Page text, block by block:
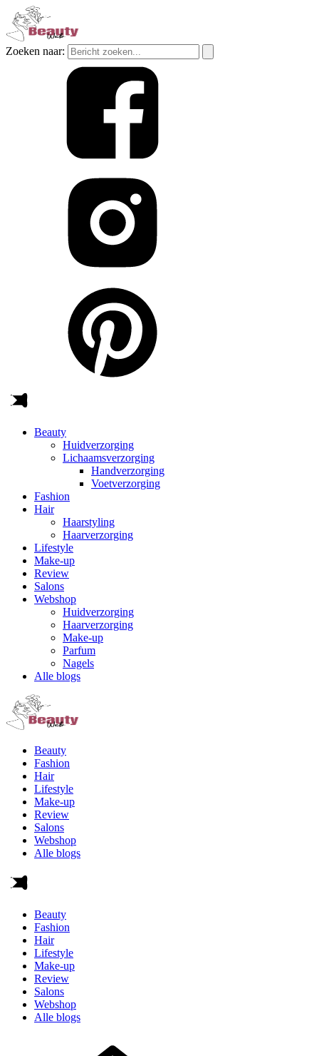
Zoeken naar:
Beauty
Huidverzorging
Lichaamsverzorging
Handverzorging
Voetverzorging
Fashion
Hair
Haarstyling
Haarverzorging
Lifestyle
Make-up
Review
Salons
Webshop
Huidverzorging
Haarverzorging
Make-up
Parfum
Nagels
Alle blogs
Beauty
Fashion
Hair
Lifestyle
Make-up
Review
Salons
Webshop
Alle blogs
Beauty
Fashion
Hair
Lifestyle
Make-up
Review
Salons
Webshop
Alle blogs